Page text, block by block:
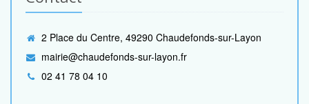
2 Place du Centre, 49290 Chaudefonds-sur-Layon
mairie@chaudefonds-sur-layon.fr
02 41 78 04 10